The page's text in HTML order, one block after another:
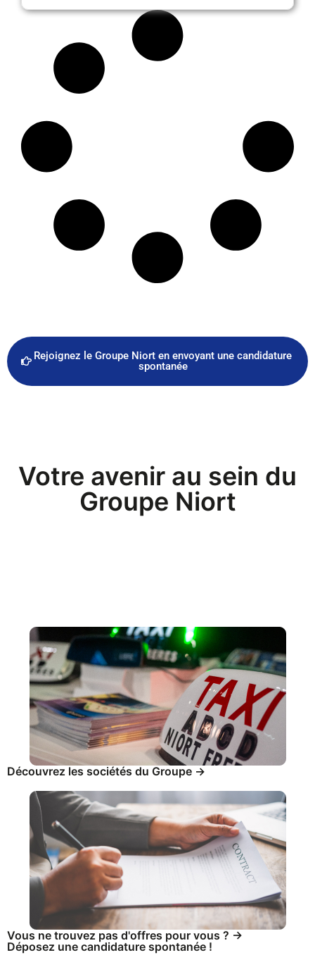
Rejoignez le Groupe Niort en envoyant une candidature
spontanée
Votre avenir au sein du
Groupe Niort
Découvrez les sociétés du Groupe ->
Vous ne trouvez pas d'offres pour vous ? ->
Déposez une candidature spontanée !